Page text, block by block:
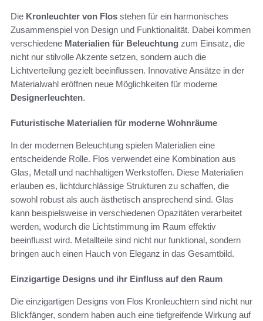
Die Kronleuchter von Flos stehen für ein harmonisches
Zusammenspiel von Design und Funktionalität. Dabei kommen
verschiedene Materialien für Beleuchtung zum Einsatz, die
nicht nur stilvolle Akzente setzen, sondern auch die
Lichtverteilung gezielt beeinflussen. Innovative Ansätze in der
Materialwahl eröffnen neue Möglichkeiten für moderne
Designerleuchten.
Futuristische Materialien für moderne Wohnräume
In der modernen Beleuchtung spielen Materialien eine
entscheidende Rolle. Flos verwendet eine Kombination aus
Glas, Metall und nachhaltigen Werkstoffen. Diese Materialien
erlauben es, lichtdurchlässige Strukturen zu schaffen, die
sowohl robust als auch ästhetisch ansprechend sind. Glas
kann beispielsweise in verschiedenen Opazitäten verarbeitet
werden, wodurch die Lichtstimmung im Raum effektiv
beeinflusst wird. Metallteile sind nicht nur funktional, sondern
bringen auch einen Hauch von Eleganz in das Gesamtbild.
Einzigartige Designs und ihr Einfluss auf den Raum
Die einzigartigen Designs von Flos Kronleuchtern sind nicht nur
Blickfänger, sondern haben auch eine tiefgreifende Wirkung auf